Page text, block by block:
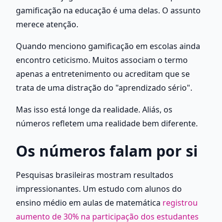
gamificação na educação é uma delas. O assunto
merece atenção.
Quando menciono gamificação em escolas ainda
encontro ceticismo. Muitos associam o termo
apenas a entretenimento ou acreditam que se
trata de uma distração do "aprendizado sério".
Mas isso está longe da realidade. Aliás, os
números refletem uma realidade bem diferente.
Os números falam por si
Pesquisas brasileiras mostram resultados
impressionantes. Um estudo com alunos do
ensino médio em aulas de matemática registrou
aumento de 30% na participação dos estudantes